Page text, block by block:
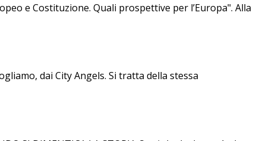
e Costituzione. Quali prospettive per l’Europa". Alla
dai City Angels. Si tratta della stessa